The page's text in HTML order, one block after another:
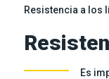
Resistencia a los
Es